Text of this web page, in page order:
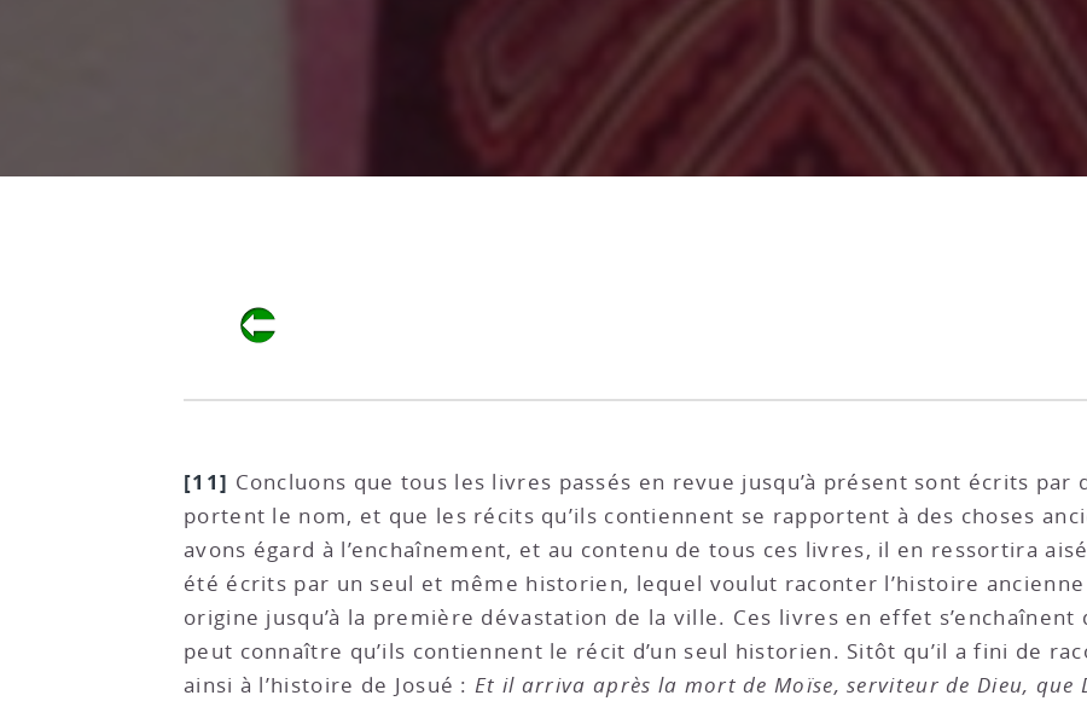
[11] Concluons que tous les livres passés en revue jusqu’à présent sont écrits par
portent le nom, et que les récits qu’ils contiennent se rapportent à des choses
avons égard à l’enchaînement, et au contenu de tous ces livres, il en ressortira
été écrits par un seul et même historien, lequel voulut raconter l’histoire
origine jusqu’à la première dévastation de la ville. Ces livres en effet s’enchaînent
peut connaître qu’ils contiennent le récit d’un seul historien. Sitôt qu’il a fini de
ainsi à l’histoire de Josué :Et il arriva après la mort de Moïse, serviteur de Dieu, que